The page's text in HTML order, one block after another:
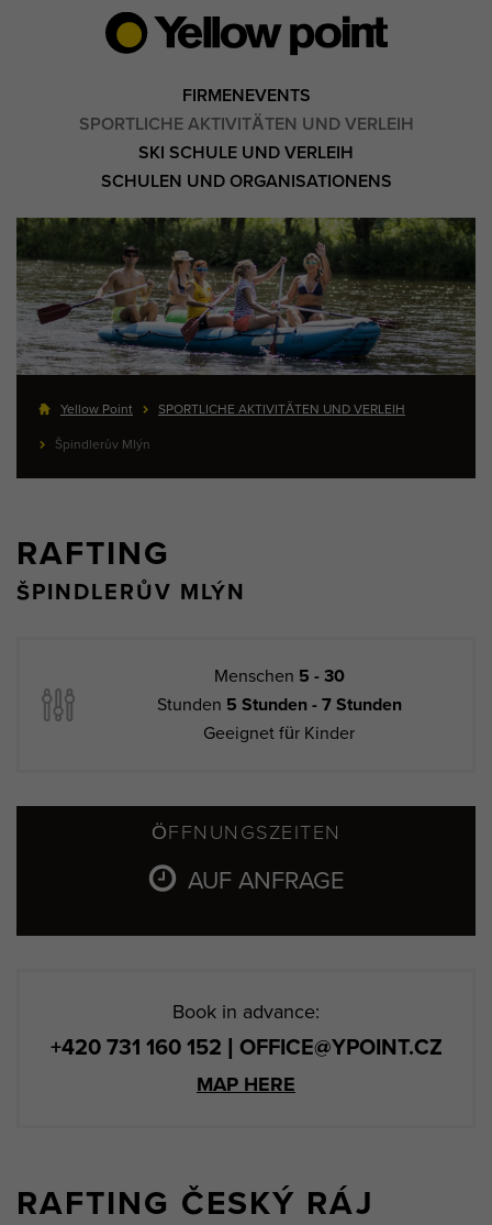
FIRMENEVENTS
SPORTLICHE AKTIVITÄTEN UND VERLEIH
SKI SCHULE UND VERLEIH
SCHULEN UND ORGANISATIONENS
Yellow Point SPORTLICHE AKTIVITÄTEN UND VERLEIH
Špindlerův Mlýn
RAFTING
ŠPINDLERŮV MLÝN
Menschen 5 - 30
Stunden 5 Stunden - 7 Stunden
Geeignet für Kinder
ÖFFNUNGSZEITEN
AUF ANFRAGE
Book in advance:
+420 731 160 152 | OFFICE@YPOINT.CZ
MAP HERE
RAFTING ČESKÝ RÁJ